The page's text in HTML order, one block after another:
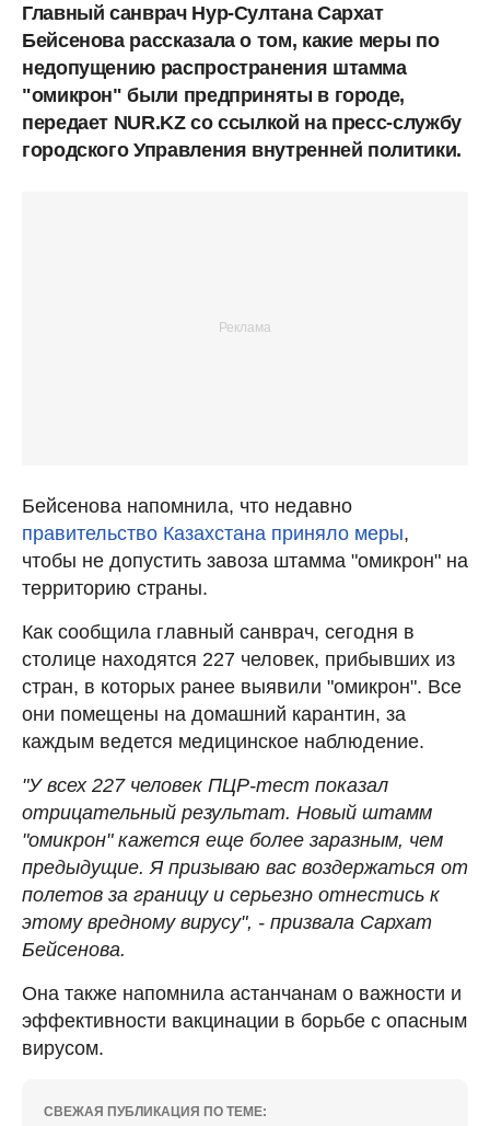
Главный санврач Нур-Султана Сархат
Бейсенова рассказала о том, какие меры по
недопущению распространения штамма
"омикрон" были предприняты в городе,
передает NUR.KZ со ссылкой на пресс-службу
городского Управления внутренней политики.
Бейсенова напомнила, что недавно
правительство Казахстана приняло меры,
чтобы не допустить завоза штамма "омикрон" на
территорию страны.
Как сообщила главный санврач, сегодня в
столице находятся 227 человек, прибывших из
стран, в которых ранее выявили "омикрон". Все
они помещены на домашний карантин, за
каждым ведется медицинское наблюдение.
"У всех 227 человек ПЦР-тест показал
отрицательный результат. Новый штамм
"омикрон" кажется еще более заразным, чем
предыдущие. Я призываю вас воздержаться от
полетов за границу и серьезно отнестись к
этому вредному вирусу", - призвала Сархат
Бейсенова.
Она также напомнила астанчанам о важности и
эффективности вакцинации в борьбе с опасным
вирусом.
СВЕЖАЯ ПУБЛИКАЦИЯ ПО ТЕМЕ: